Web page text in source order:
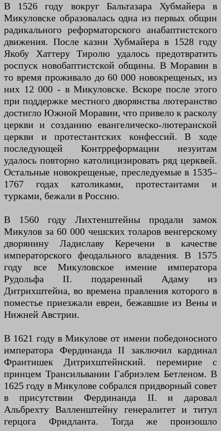
В 1526 году вокруг Бальтазара Хубмайера в
Микуловске образовалась одна из первых общин
радикального реформаторского анабаптистского
движения. После казни Хубмайера в 1528 году
Якобу Хаттеру Тиролю удалось предотвратить
роспуск новобаптистской общины. В Моравии в
то время проживало до 60 000 новокрещеных, из
них 12 000 - в Микуловске. Вскоре после этого
при поддержке местного дворянства лютеранство
достигло Южной Моравии, что привело к расколу
церкви и созданию евангелическо-лютеранской
церкви и протестантских конфессий. В ходе
последующей Контрреформации иезуитам
удалось повторно католицизировать ряд церквей.
Остальные новокрещеные, преследуемые в 1535–
1767 годах католиками, протестантами и
турками, бежали в Россию.
В 1560 году Лихтенштейны продали замок
Микулов за 60 000 чешских толаров венгерскому
дворянину Ладиславу Керечени в качестве
императорского феодального владения. В 1575
году все Микуловское имение императора
Рудольфа II. подаренный Адаму из
Дитрихштейна, во времена правления которого в
поместье приезжали евреи, бежавшие из Вены и
Нижней Австрии.
В 1621 году в Микулове от имени победоносного
императора Фердинанда II заключил кардинал
Франтишек Дитрихштейнский. перемирие с
принцем Трансильвании Габриэлем Бетленом. В
1625 году в Микулове собрался придворный совет
в присутствии Фердинанда II. и даровал
Альбрехту Валленштейну генералитет и титул
герцога Фридланта. Тогда же произошло